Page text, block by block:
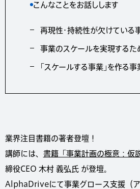
こんなことをお話しします
再現性・持続性が欠けている
事業のスケールを実現するた
「スケールする事業」を作る
業界注目書籍の著者登壇！
講師には、 書籍「事業計画の極意：仮
締役CEO 木村 義弘氏 が登壇。
AlphaDriveにて事業グロース支援（